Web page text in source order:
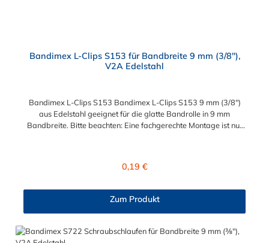
Bandimex L-Clips S153 für Bandbreite 9 mm (3/8"),
V2A Edelstahl
Bandimex L-Clips S153 Bandimex L-Clips S153 9 mm (3/8")
aus Edelstahl geeignet für die glatte Bandrolle in 9 mm
Bandbreite. Bitte beachten: Eine fachgerechte Montage ist nur
Regulärer Preis:
0,19 €
Zum Produkt